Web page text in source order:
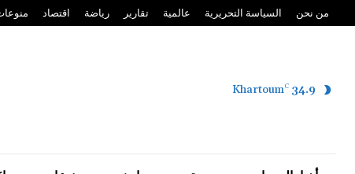
اقتصاد رياضة تقارير عالمية السياسة التحريرية من نحن
34.9
C
Khartoum